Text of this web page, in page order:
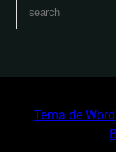
c
Tema de